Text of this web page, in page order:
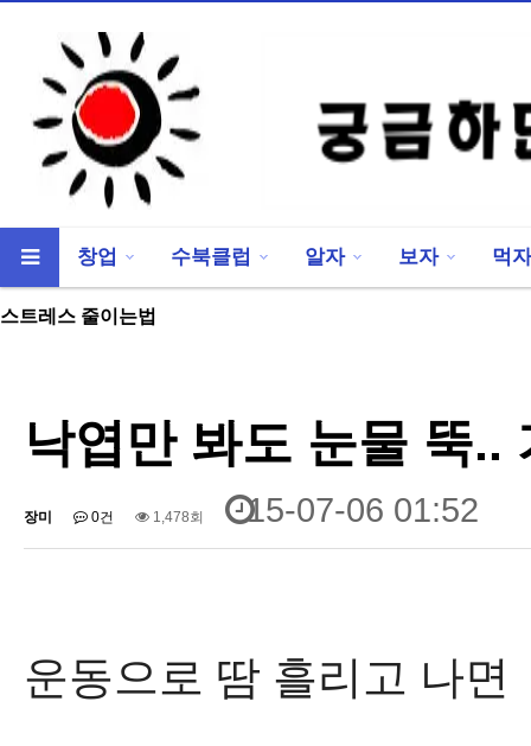
창업 수북클럽 알자 보자
먹자
스트레스 줄이는법
낙엽만 봐도 눈물 뚝..
장미 0건 1,478회 15-07-06 01:52
운동으로 땀 흘리고 나면